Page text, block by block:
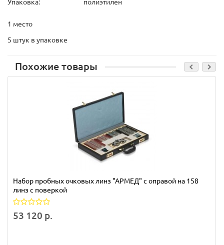
Упаковка:
полиэтилен
1 место
5 штук в упаковке
Похожие товары
Набор пробных очковых линз "АРМЕД" с оправой на 158
линз с поверкой
53 120 р.